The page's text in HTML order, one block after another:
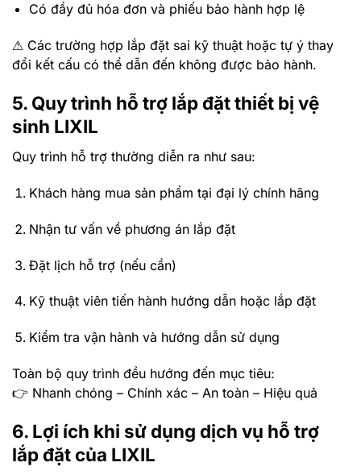
Có đầy đủ hóa đơn và phiếu bảo hành hợp lệ
⚠ Các trường hợp lắp đặt sai kỹ thuật hoặc tự ý thay
đổi kết cấu có thể dẫn đến không được bảo hành.
5. Quy trình hỗ trợ lắp đặt thiết bị vệ
sinh LIXIL
Quy trình hỗ trợ thường diễn ra như sau:
Khách hàng mua sản phẩm tại đại lý chính hãng
Nhận tư vấn về phương án lắp đặt
Đặt lịch hỗ trợ (nếu cần)
Kỹ thuật viên tiến hành hướng dẫn hoặc lắp đặt
Kiểm tra vận hành và hướng dẫn sử dụng
Toàn bộ quy trình đều hướng đến mục tiêu:
👉 Nhanh chóng – Chính xác – An toàn – Hiệu quả
6. Lợi ích khi sử dụng dịch vụ hỗ trợ
lắp đặt của LIXIL